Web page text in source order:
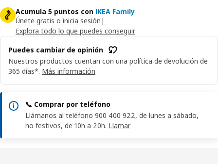
Acumula 5 puntos con IKEA Family
Únete gratis o inicia sesión |
Explora todo lo que puedes conseguir
Puedes cambiar de opinión
Nuestros productos cuentan con una política de devolución de
365 días*. Más información
📞 Comprar por teléfono
Llámanos al teléfono 900 400 922, de lunes a sábado,
no festivos, de 10h a 20h. Llamar